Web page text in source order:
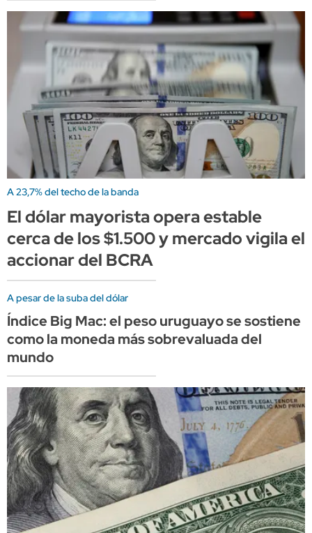
A 23,7% del techo de la banda
El dólar mayorista opera estable
cerca de los $1.500 y mercado vigila el
accionar del BCRA
A pesar de la suba del dólar
Índice Big Mac: el peso uruguayo se sostiene
como la moneda más sobrevaluada del
mundo